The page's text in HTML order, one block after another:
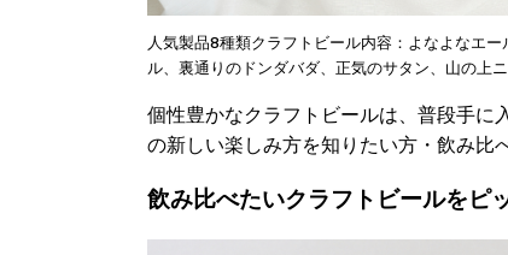
人気製品8種類クラフトビール内容：よなよなエ
ル、裏通りのドンダバダ、正気のサタン、山の上
個性豊かなクラフトビールは、普段手に
の新しい楽しみ方を知りたい方・飲み比
飲み比べたいクラフトビールをピ